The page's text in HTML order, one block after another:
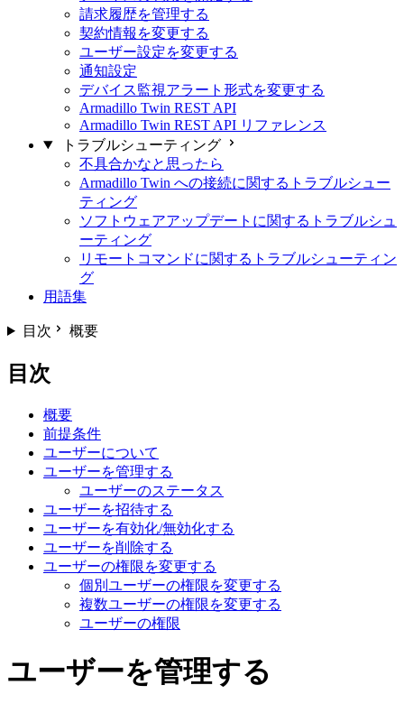
請求履歴を管理する
契約情報を変更する
ユーザー設定を変更する
通知設定
デバイス監視アラート形式を変更する
Armadillo Twin REST API
Armadillo Twin REST API リファレンス
トラブルシューティング
不具合かなと思ったら
Armadillo Twin への接続に関するトラブルシュー
ティング
ソフトウェアアップデートに関するトラブルシュ
ーティング
リモートコマンドに関するトラブルシューティン
グ
用語集
目次 概要
目次
概要
前提条件
ユーザーについて
ユーザーを管理する
ユーザーのステータス
ユーザーを招待する
ユーザーを有効化/無効化する
ユーザーを削除する
ユーザーの権限を変更する
個別ユーザーの権限を変更する
複数ユーザーの権限を変更する
ユーザーの権限
ユーザーを管理する